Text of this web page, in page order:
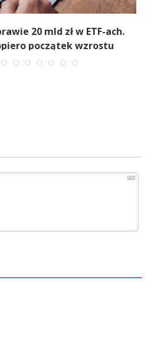
20 mld zł w ETF-ach.
początek wzrostu
500